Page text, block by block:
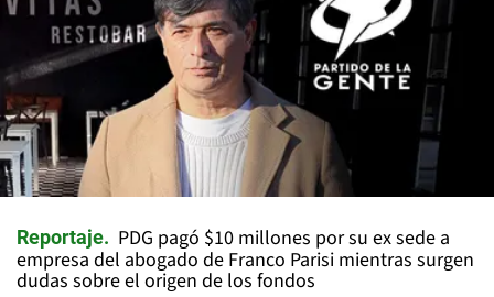
Reportaje
PDG pagó $10 millones por su ex sede a
empresa del abogado de Franco Parisi mientras surgen
dudas sobre el origen de los fondos